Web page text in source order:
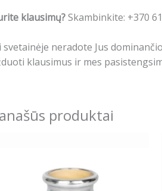
klausimų?Skambinkite: +370
svetainėje neradote Jus
klausimus ir mes
produktai